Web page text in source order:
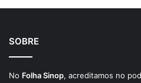
SOBRE
No Folha Sinop, acreditamos no